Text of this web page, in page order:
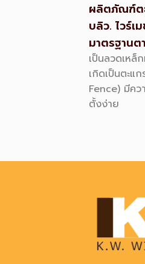
ผลิตภัณฑ์ต
บลิว. ไวร์เ
มาตรฐานต
เป็นลวดเหล็
เกิดเป็นตะแ
Fence) มีคว
ตั้งง่าย